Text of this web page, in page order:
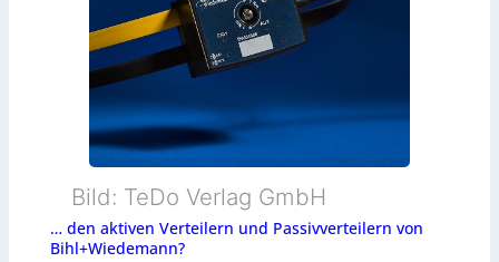
Bild: TeDo Verlag GmbH
… den aktiven Verteilern und Passivverteilern von
Bihl+Wiedemann?